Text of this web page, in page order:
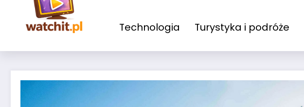
Technologia Turystyka i podróże